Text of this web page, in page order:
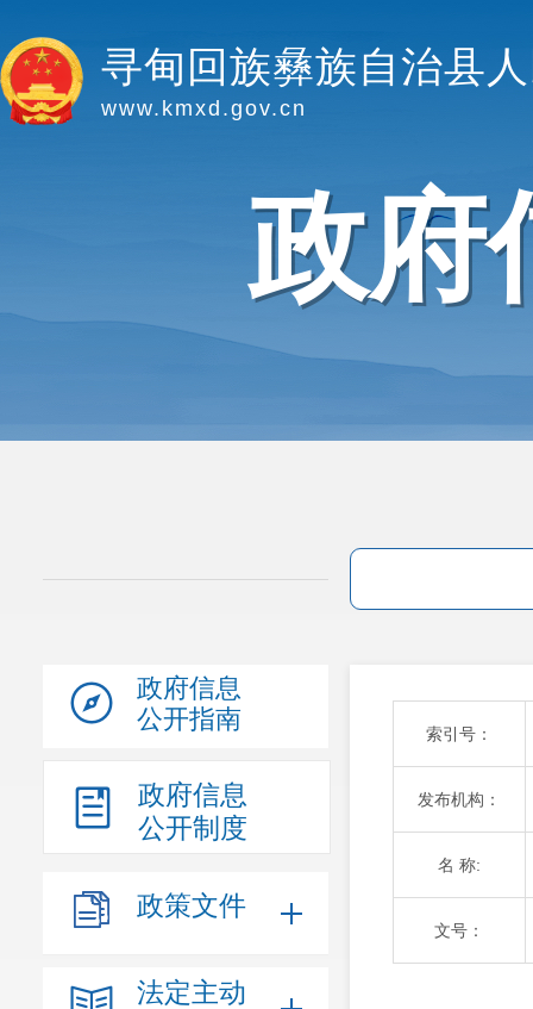
寻甸回族彝族自治县
www.kmxd.gov.cn
政府
政府信息
公开指南
政府信息
公开制度
政策文件
法定主动
索引号：
发布机构：
名 称:
文号：